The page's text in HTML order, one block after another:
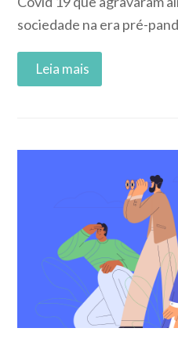
sociedade na era pré-